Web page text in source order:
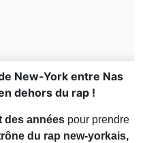
New-York entre Nas
dehors du rap !
des années pour prendre
du rap new-yorkais,